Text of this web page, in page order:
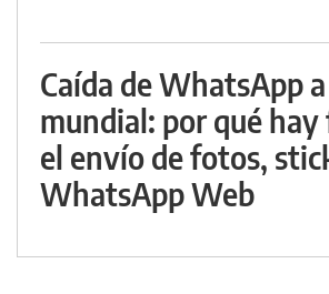
Caída de WhatsApp
mundial: por qué hay
el envío de fotos,
WhatsApp Web